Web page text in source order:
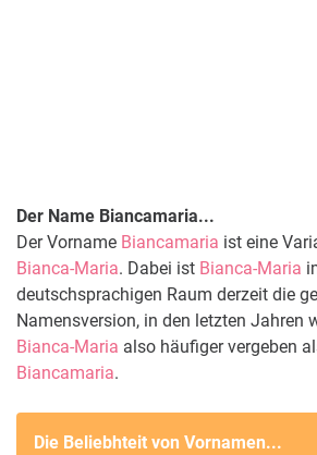
Der Name Biancamaria...
Der Vorname Biancamaria ist eine
Bianca-Maria. Dabei ist Bianca-Maria
deutschsprachigen Raum derzeit die
Namensversion, in den letzten Jahren
Bianca-Maria also häufiger vergeben
Biancamaria.
Die Beliebhteit von Vornamen...